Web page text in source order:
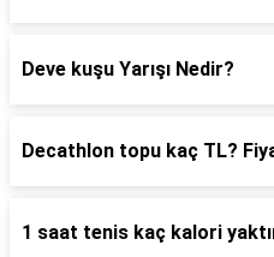
Deve kuşu Yarışı Nedir?
Decathlon topu kaç TL?
1 saat tenis kaç kalori